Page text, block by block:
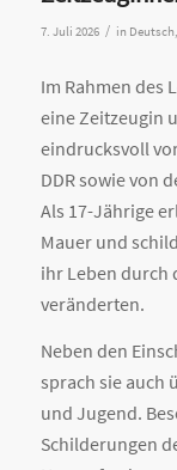
7. Juli 2026 / in Deutsch,
Im Rahmen des
eine Zeitzeugin
eindrucksvoll
DDR sowie von
Als 17-Jährige
Mauer und
ihr Leben durch
veränderten.
Neben den
sprach sie auch
und Jugend.
Schilderungen